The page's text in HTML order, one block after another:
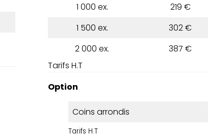
1 000 ex.
219 €
1 500 ex.
302 €
2 000 ex.
387 €
Tarifs H.T
Option
Coins arrondis
Tarifs H.T